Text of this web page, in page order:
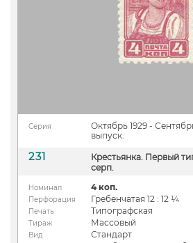
Серия
Октябрь 1929 -
выпуск.
231
Крестьянка. Первый
серп.
Номинал 4 коп.
Перфорация Гребенчатая 12 : 12 ¼
Печать Типографская
Тираж Массовый
Вид Стандарт